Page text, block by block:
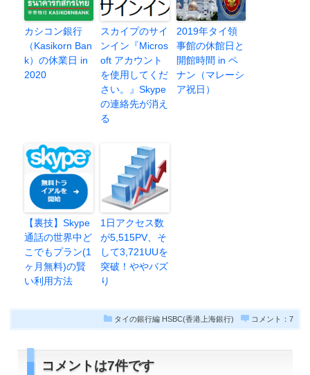
カシコン銀行
（Kasikorn Ban
k）の休業日 in
2020
スカイプのサイ
ンイン『Micros
oft アカウント
を使用してくだ
さい。』Skype
の連絡先が消え
る
2019年タイ領
事館の休館日と
開館時間 in ペ
ナン（マレーシ
ア祝日）
【裏技】Skype
通話の世界中ど
こでもプラン(1
ヶ月無料)の賢
い利用方法
1日アクセス数
が5,515PV、そ
して3,721UUを
突破！ややバズ
り
タイの銀行編 HSBC(香港上海銀行) コメント：7
コメントは7件です